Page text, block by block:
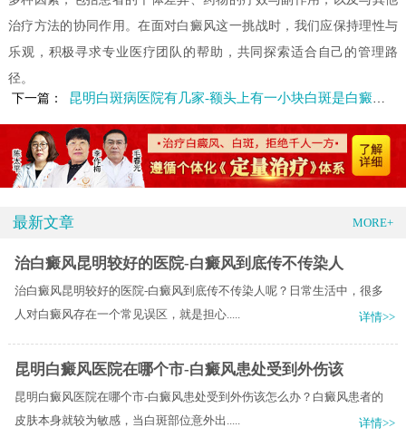
治疗方法的协同作用。在面对白癜风这一挑战时，我们应保持理性与
乐观，积极寻求专业医疗团队的帮助，共同探索适合自己的管理路
径。
下一篇：
昆明白斑病医院有几家-额头上有一小块白斑是白癜风吗
最新文章 MORE+
治白癜风昆明较好的医院-白癜风到底传不传染人
治白癜风昆明较好的医院-白癜风到底传不传染人呢？日常生活中，很多
人对白癜风存在一个常见误区，就是担心.....
详情>>
昆明白癜风医院在哪个市-白癜风患处受到外伤该
昆明白癜风医院在哪个市-白癜风患处受到外伤该怎么办？白癜风患者的
皮肤本身就较为敏感，当白斑部位意外出.....
详情>>